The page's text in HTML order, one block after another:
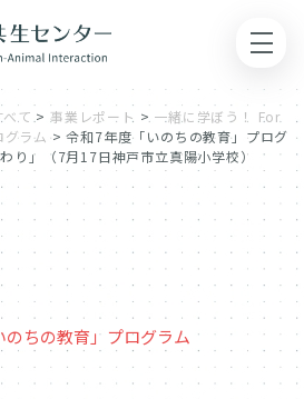
べて > 事業レポート > 一緒に学ぼう！ For
グラム >令和7年度「いのちの教育」プログ
り」（7月17日神戸市立真陽小学校）
のちの教育」プログラム